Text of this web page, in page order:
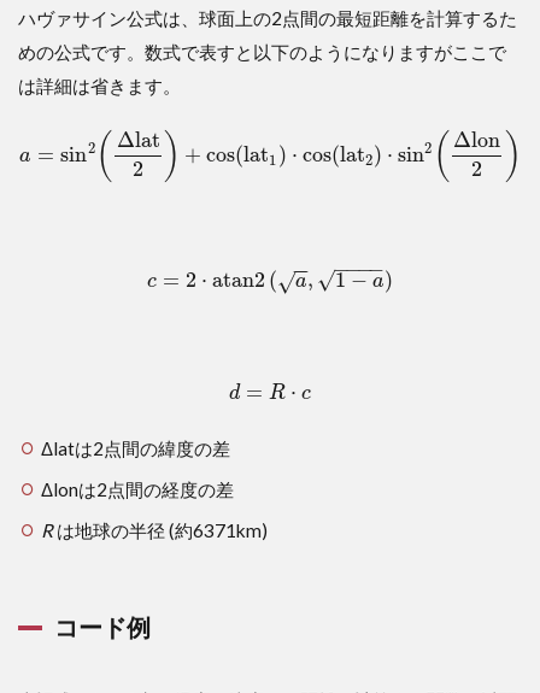
コー
ド例
2
緯度
ハヴァサイン公式は、球面上の2点間の最短距離を計算するた
めの公式です。数式で表すと以下のようになりますがここで
は詳細は省きます。
a = sin2 ( Δlat
2
) + cos(lat1 ) ⋅ cos(lat2) ⋅ sin2 ( Δlon
2
)
c = 2 ⋅ atan2 ( a
−
−
√ , 1− a
− −
−−
√ )
d = R ⋅ c
Δlatは2点間の緯度の差
Δlonは2点間の経度の差
Rは地球の半径 (約6371km)
コード例